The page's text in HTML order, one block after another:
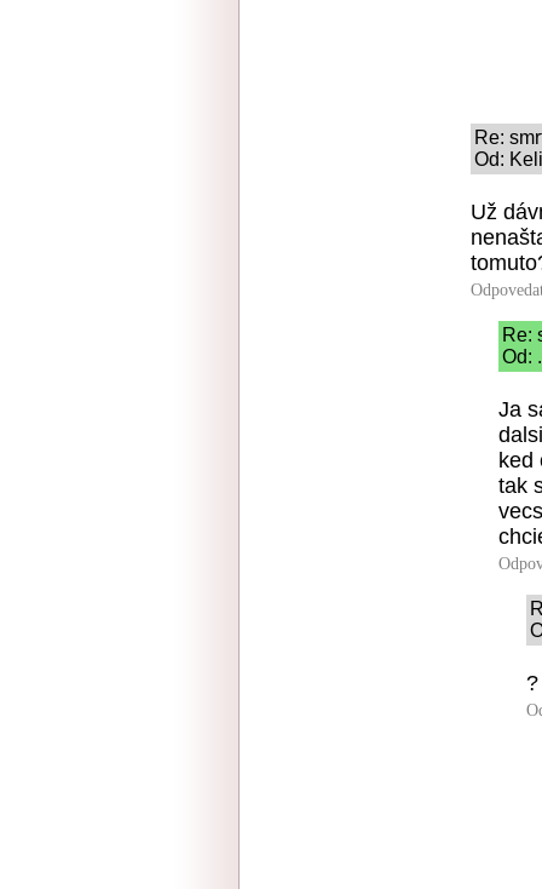
Re:
Od:
Už
Re:
Od:
Ja
ked
tak